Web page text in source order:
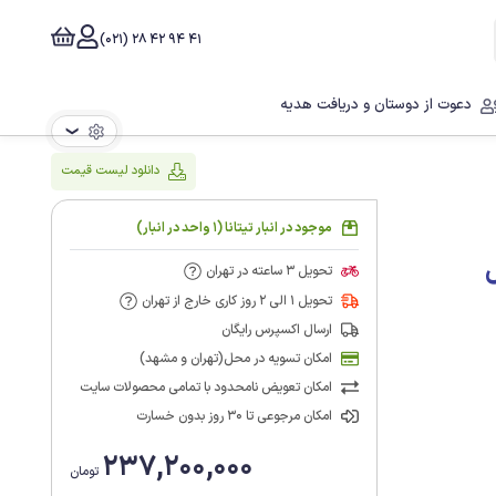
41 94 42 28 (021)
دعوت از دوستان و دریافت هدیه
❯
دانلود لیست قیمت
موجود در انبار تیتانا (1 واحد در انبار)
تحویل 3 ساعته در تهران
تحویل 1 الی 2 روز کاری خارج از تهران
ارسال اکسپرس رایگان
امکان تسویه در محل(تهران و مشهد)
امکان تعویض نامحدود با تمامی محصولات سایت
امکان مرجوعی تا 30 روز بدون خسارت
237,200,000 تومان